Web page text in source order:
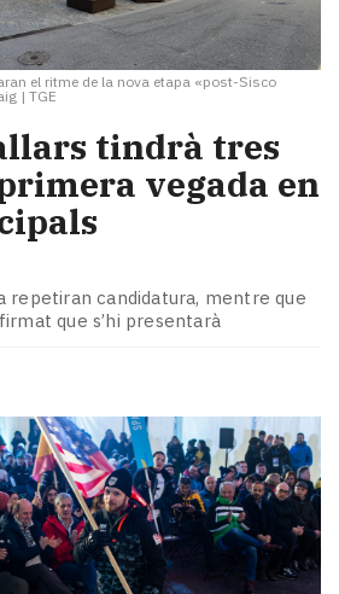
el ritme de la nova etapa «post-Sisco
| TGE
tindrà tres
vegada en
repetiran candidatura, mentre que
que s’hi presentarà